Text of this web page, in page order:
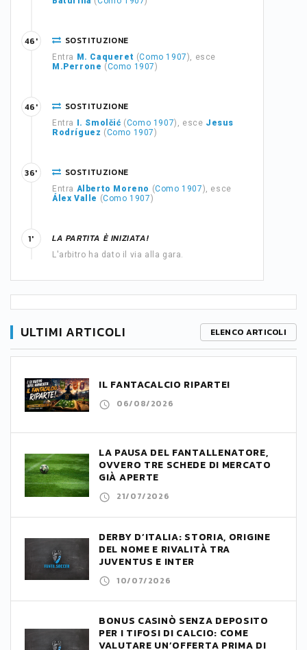
SOSTITUZIONE
Entra M. Caqueret (Como 1907), esce
M.Perrone (Como 1907)
46'
SOSTITUZIONE
Entra I. Smolčić (Como 1907), esce Jesus
Rodríguez (Como 1907)
46'
SOSTITUZIONE
Entra Alberto Moreno (Como 1907), esce
Álex Valle (Como 1907)
36'
LA PARTITA È INIZIATA!
L'arbitro ha dato il via alla gara.
1'
ULTIMI ARTICOLI ELENCO ARTICOLI
IL FANTACALCIO RIPARTE!
06/08/2026
LA PAUSA DEL FANTALLENATORE,
OVVERO TRE SCHEDE DI MERCATO
GIÀ APERTE
21/07/2026
DERBY D’ITALIA: STORIA, ORIGINE
DEL NOME E RIVALITÀ TRA
JUVENTUS E INTER
10/07/2026
BONUS CASINÒ SENZA DEPOSITO
PER I TIFOSI DI CALCIO: COME
VALUTARE UN’OFFERTA PRIMA DI